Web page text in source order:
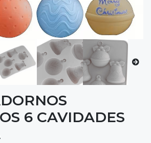
6 CAVIDADES